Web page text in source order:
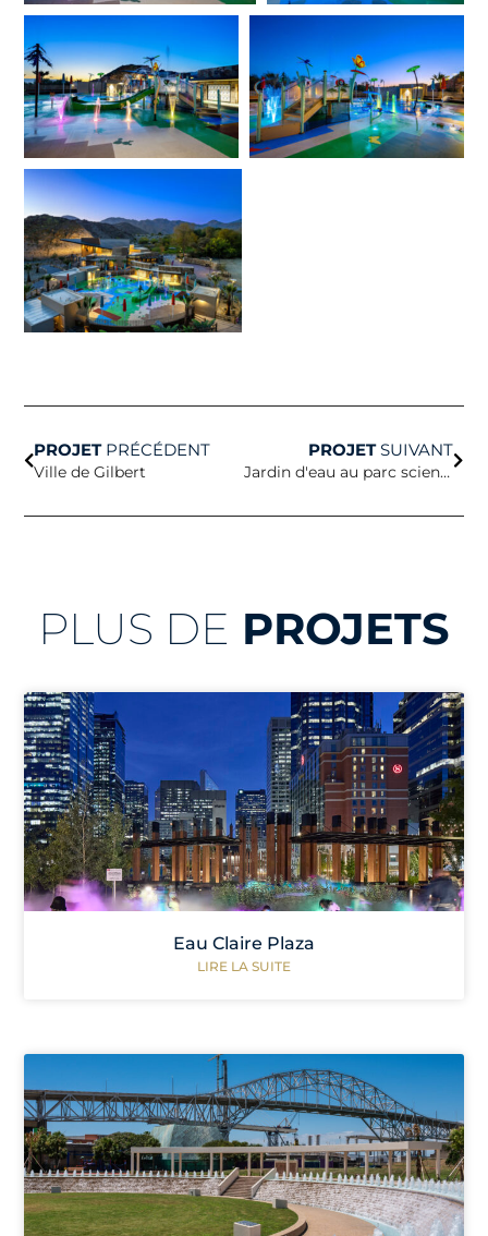
PROJETPRÉCÉDENT
Ville de Gilbert
PROJETSUIVANT
Jardin d'eau au parc scientifique Bayfront
PLUS DE PROJETS
Eau Claire Plaza
LIRE LA SUITE